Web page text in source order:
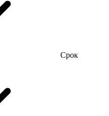
Срок